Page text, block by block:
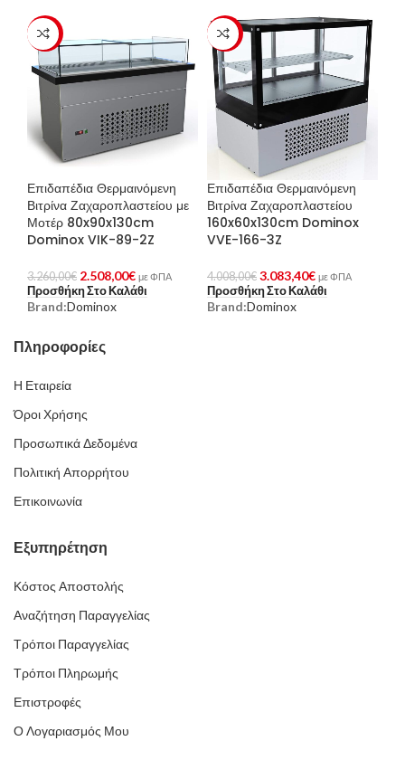
-23%
Επιδαπέδια Θερμαινόμενη
Βιτρίνα Ζαχαροπλαστείου με
Μοτέρ 80x90x130cm
Dominox VIK-89-2Z
3.260,00€ 2.508,00€ με ΦΠΑ
Προσθήκη Στο Καλάθι
Brand:Dominox
-23%
Επιδαπέδια Θερμαινόμενη
Βιτρίνα Ζαχαροπλαστείου
160x60x130cm Dominox
VVE-166-3Z
4.008,00€ 3.083,40€ με ΦΠΑ
Προσθήκη Στο Καλάθι
Brand:Dominox
Πληροφορίες
Η Εταιρεία
Όροι Χρήσης
Προσωπικά Δεδομένα
Πολιτική Απορρήτου
Επικοινωνία
Εξυπηρέτηση
Κόστος Αποστολής
Αναζήτηση Παραγγελίας
Τρόποι Παραγγελίας
Τρόποι Πληρωμής
Επιστροφές
Ο Λογαριασμός Μου